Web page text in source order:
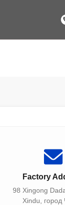
Factory
98 Xingong
Xindu, город